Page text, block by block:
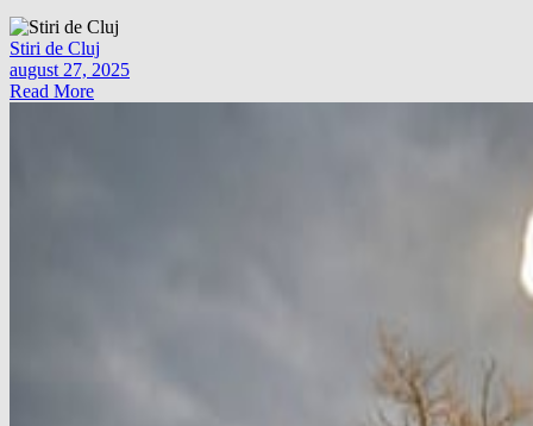
Stiri de Cluj
august 27, 2025
Read More